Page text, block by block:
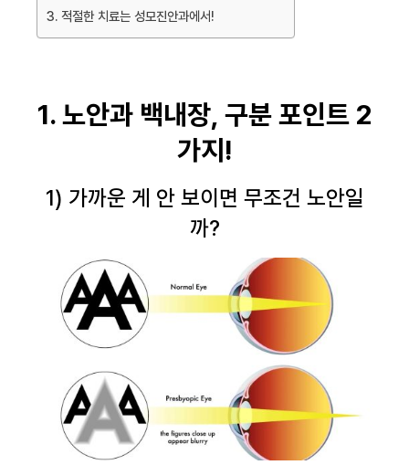
3. 적절한 치료는 성모진안과에서!
1. 노안과 백내장, 구분 포인트 2
가지!
1) 가까운 게 안 보이면 무조건 노안일
까?